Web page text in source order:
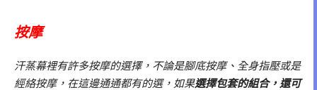
按摩
汗蒸幕裡有許多按摩的選擇，不論是腳底按摩、全身指壓或是
經絡按摩，在這邊通通都有的選，如果選擇包套的組合，還可